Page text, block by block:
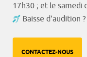
17h30 ; et le samedi
Baisse d'audition
CONTACTEZ-NOUS